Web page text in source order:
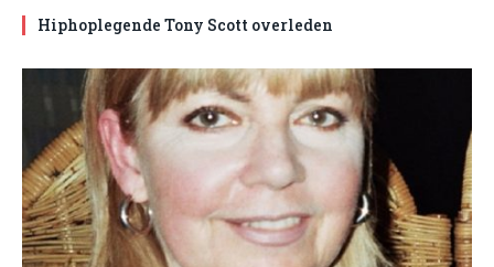
Hiphoplegende Tony Scott overleden